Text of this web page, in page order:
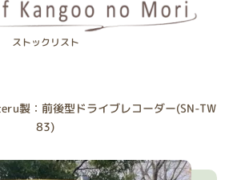
ストックリスト
製：前後型ドライブレコーダー(SN-TW
83)